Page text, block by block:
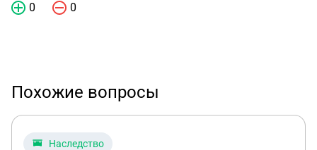
0 0
Похожие вопросы
Наследство